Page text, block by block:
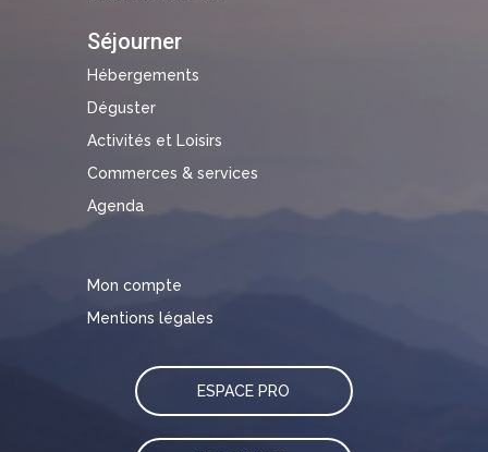
Séjourner
Hébergements
Déguster
Activités et Loisirs
Commerces & services
Agenda
Mon compte
Mentions légales
ESPACE PRO